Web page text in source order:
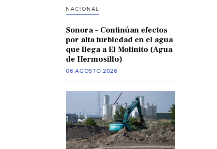
NACIONAL
Sonora – Continúan efectos
por alta turbiedad en el agua
que llega a El Molinito (Agua
de Hermosillo)
06 AGOSTO 2026